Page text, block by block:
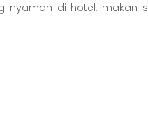
nyaman di hotel, makan